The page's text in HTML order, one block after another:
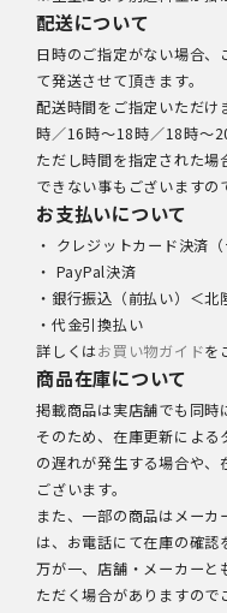
配送について
日時のご指定がない場合
て発送させて頂きます。
配送時間をご指定いただ
時／16時～18時／18時～
ただし時間を指定された
できない事もございますの
お支払いについて
・ クレジットカード決済（
・ PayPal決済
・銀行振込（前払い）＜
・代金引換払い
詳しくはお買い物ガイドを
商品在庫について
掲載商品は実店舗でも同時
そのため、在庫更新によ
の遅れが発生する場合や
ございます。
また、一部の商品はメー
は、お電話にて在庫の確認
万が一、店舗・メーカー
ただく場合がありますので